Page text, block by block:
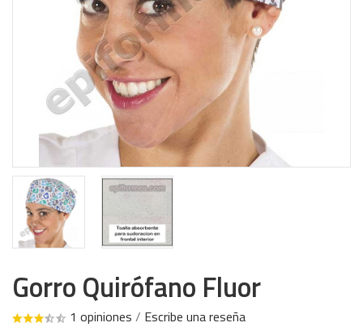
Gorro Quirófano Fluor
1 opiniones / Escribe una reseña